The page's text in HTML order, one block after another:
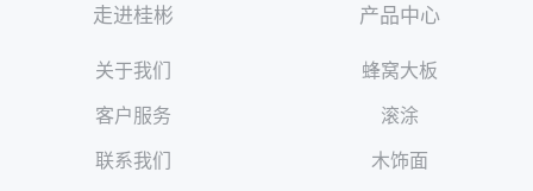
走进桂彬
关于我们
客户服务
联系我们
产品中心
蜂窝大板
滚涂
木饰面